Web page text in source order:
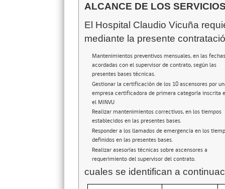
ALCANCE DE LOS
El Hospital Claudio Vicuña
mediante la presente
Mantenimientos preventivos mensuales, en las fechas
acordadas con el supervisor de contrato, según las
presentes bases técnicas.
Gestionar la certificación de los 10 ascensores por
empresa certificadora de primera categoría inscrita
el MINVU
Realizar mantenimientos correctivos, en los tiempos
establecidos en las presentes bases.
Responder a los llamados de emergencia en los
definidos en las presentes bases.
Realizar asesorías técnicas sobre ascensores a
requerimiento del supervisor del contrato.
cuales se identifican a